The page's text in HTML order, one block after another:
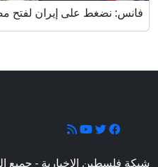
فانس: نضغط على إيران لفتح
شبكة فلسطين الإخبارية - جميع